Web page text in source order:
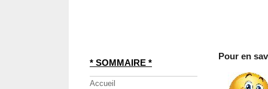
Pour en
* SOMMAIRE *
Accueil